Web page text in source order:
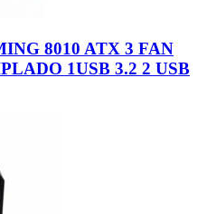
8010 ATX 3 FAN
1USB 3.2 2 USB